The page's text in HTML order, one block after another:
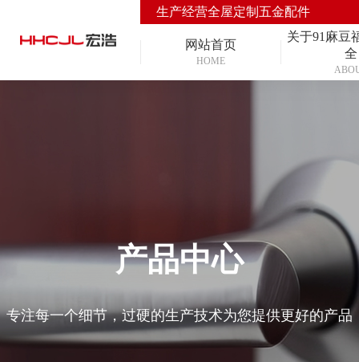
生产经营全屋定制五金配件
网站首页
HOME
关于91麻豆
全
产品中心
专注每一个细节，过硬的生产技术为您提供更好的产品